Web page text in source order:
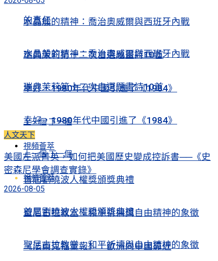
水晶般的精神：喬治奧威爾與西班牙內戰
瑞典茉莉第十二次自選題畫詩10首
幸好，1980年代中國引進了《1984》
上一個 下一個
視頻薈萃
首屆劉曉波人權獎頒獎典禮
聖尼古拉教堂：和平祈禱與自由精神的象徵
《法蘭克福彙報》：歐洲向中國靠近
的責任
水晶般的精神：喬治奧威爾與西班牙內戰
瑞典茉莉第十二次自選題畫詩10首
幸好，1980年代中國引進了《1984》
上一個 下一個
視頻薈萃
首屆劉曉波人權獎頒獎典禮
聖尼古拉教堂：和平祈禱與自由精神的象徵
人文天下
美國左派菁英，如何把美國歷史變成控訴書──《史
密森尼學會調查實錄》
2026-08-05